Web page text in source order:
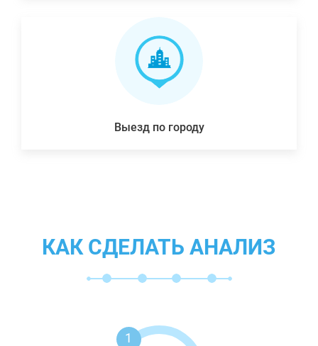
Выезд по городу
КАК СДЕЛАТЬ АНАЛИЗ
1